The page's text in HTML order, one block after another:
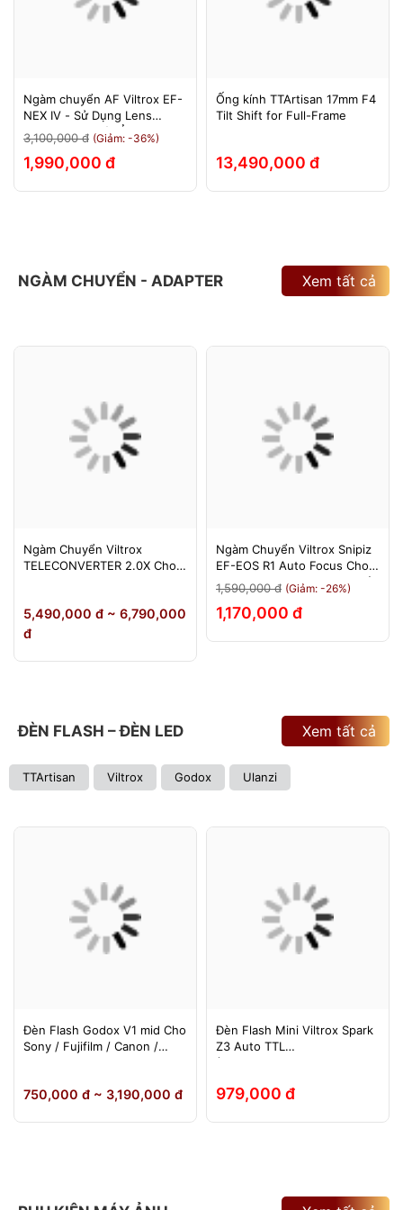
Ngàm chuyển AF Viltrox EF-
NEX IV - Sử Dụng Lens
Canon Trên Máy Ảnh Sony
E-Mount - Bảo Hành 12
Tháng.
3,100,000 đ (Giảm: -36%)
1,990,000 đ
Ống kính TTArtisan 17mm F4
Tilt Shift for Full-Frame
13,490,000 đ
NGÀM CHUYỂN - ADAPTER Xem tất cả
Ngàm Chuyển Viltrox
TELECONVERTER 2.0X Cho
Tháng
5,490,000 đ ~ 6,790,000
đ
Ngàm Chuyển Viltrox Snipiz
EF-EOS R1 Auto Focus Cho
Canon EOS R/RP/R5/R6 - Bảo
Hành 12 Tháng 1 Đổi 1
1,590,000 đ (Giảm: -26%)
1,170,000 đ
ĐÈN FLASH – ĐÈN LED
TTArtisan Viltrox Godox Ulanzi
Xem tất cả
Đèn Flash Godox V1 mid Cho
Sony / Fujifilm / Canon /
750,000 đ ~ 3,190,000 đ
Đèn Flash Mini Viltrox Spark
Z3 Auto TTL
(Fuji/Sony/Canon/Nikon)
979,000 đ